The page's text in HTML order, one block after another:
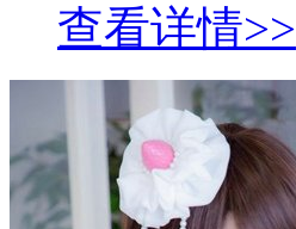
查看详情>>